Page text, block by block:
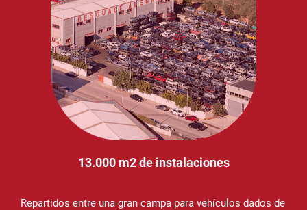
13.000 m2 de instalaciones
Repartidos entre una gran campa para vehículos dados de